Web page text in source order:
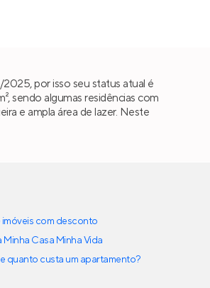
por isso seu status atual é
sendo algumas residências com
e ampla área de lazer. Neste
com desconto
Minha Casa Minha Vida
quanto custa um apartamento?